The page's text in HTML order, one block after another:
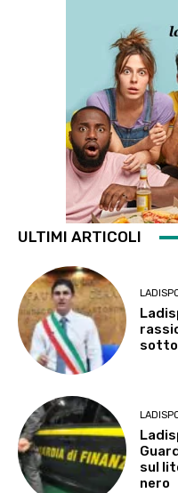
ULTIMI ARTICOLI
sul
nero